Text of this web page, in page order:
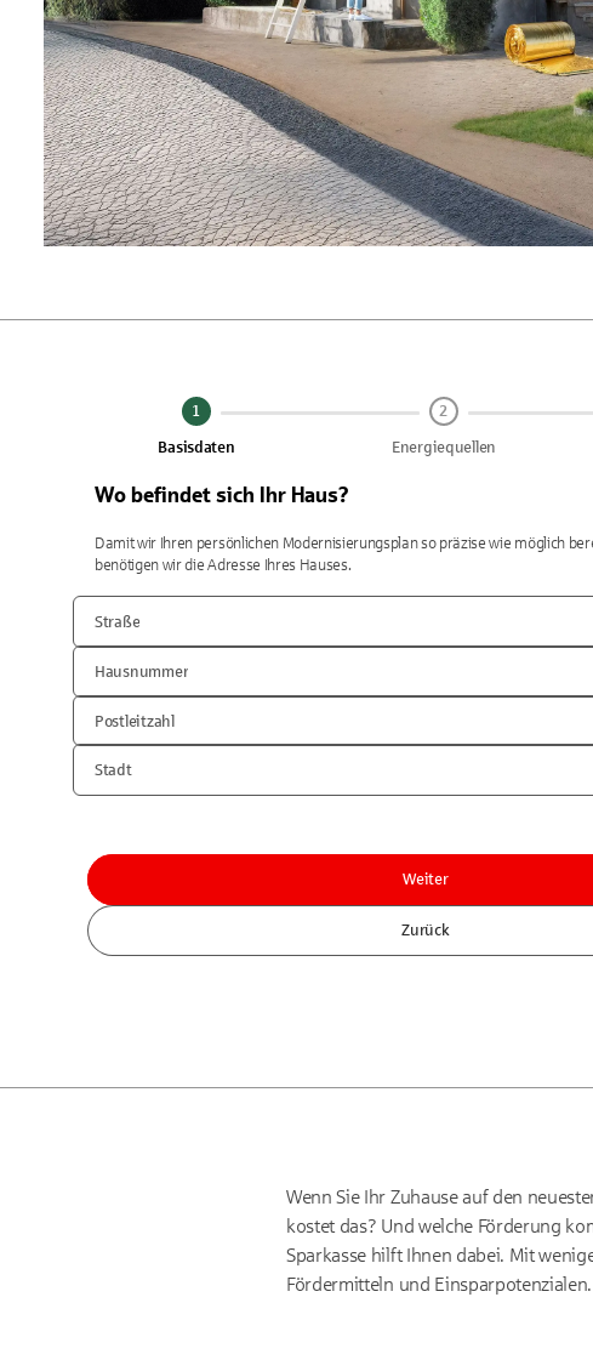
1
Basisdaten
2
Energiequellen
Wo befindet sich Ihr Haus?
Damit wir Ihren persönlichen Modernisierungsplan so präzise wie möglich
benötigen wir die Adresse Ihres Hauses.
Straße
Hausnummer
Postleitzahl
Stadt
Zurück
Weiter
Wenn Sie Ihr Zuhause auf den
kostet das? Und welche Förderung
Sparkasse hilft Ihnen dabei. Mit
Fördermitteln und Einsparpotenzialen.